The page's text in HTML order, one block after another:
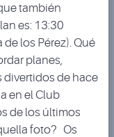
también
es: 13:30
los Pérez). Qué
planes,
divertidos de hace
en el Club
de los últimos
foto? Os